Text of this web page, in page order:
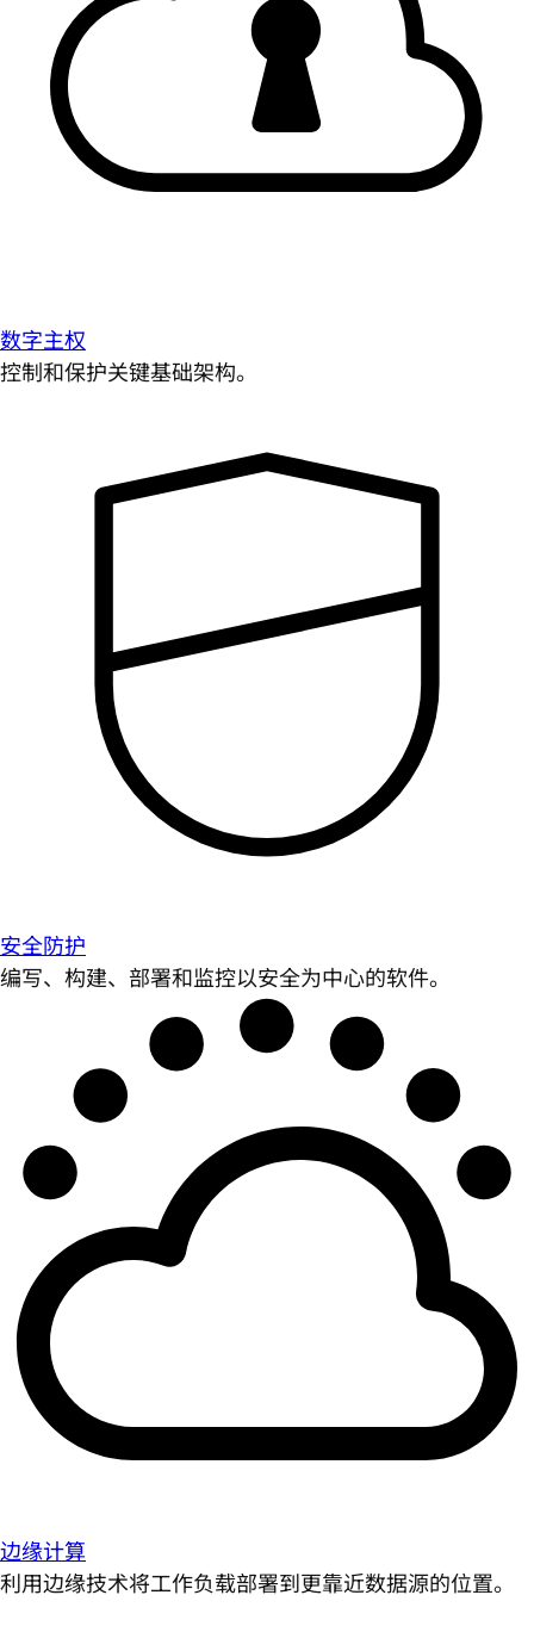
数字主权
控制和保护关键基础架构。
安全防护
编写、构建、部署和监控以安全为中心的软件。
边缘计算
利用边缘技术将工作负载部署到更靠近数据源的位置。